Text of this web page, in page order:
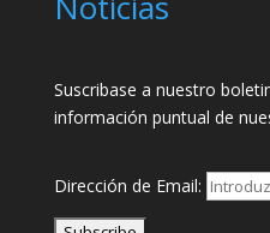
Suscribase a nuestro
información puntual de
Dirección de Email: